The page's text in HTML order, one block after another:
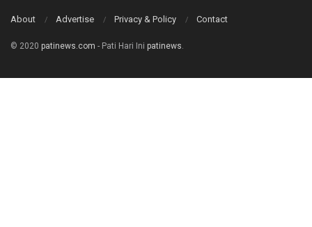
About Advertise Privacy & Policy Contact
© 2020 patinews.com - Pati Hari Ini patinews.